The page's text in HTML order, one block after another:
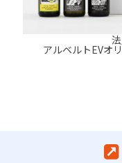
アルベルトEVオ